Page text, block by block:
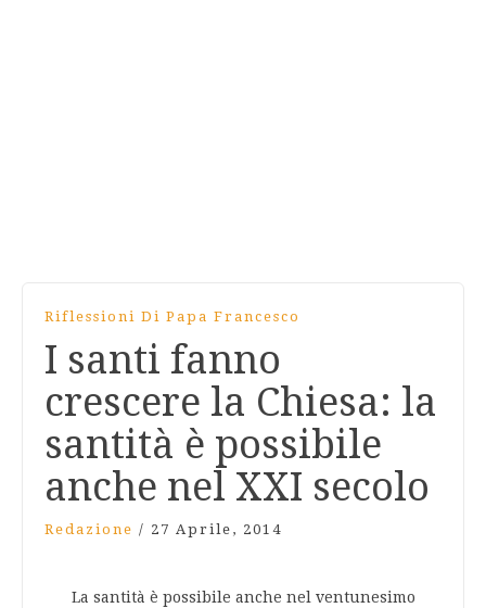
Riflessioni Di Papa Francesco
I santi fanno
crescere la Chiesa: la
santità è possibile
anche nel XXI secolo
Redazione / 27 Aprile, 2014
La santità è possibile anche nel ventunesimo